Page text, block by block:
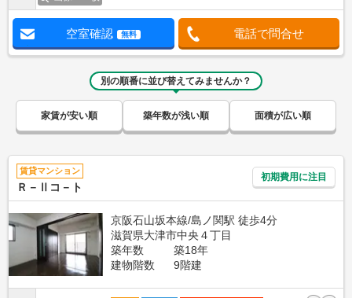
空室確認 無料 電話で問合せ
別の順番に並び替えてみませんか？
家賃が安い順 築年数が浅い順 面積が広い順
賃貸マンション
Ｒ－Ⅱコ－ト
初期費用に注目
京阪石山坂本線/島ノ関駅 徒歩4分
滋賀県大津市中央４丁目
築年数
築18年
建物階数
9階建